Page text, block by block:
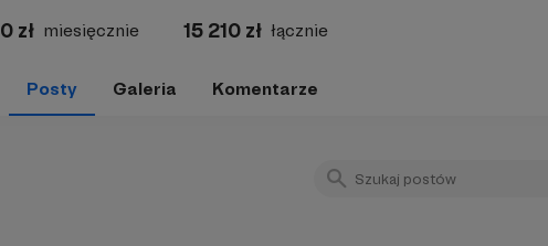
0 zł miesięcznie 15 210 zł łącznie
Posty Galeria Komentarze